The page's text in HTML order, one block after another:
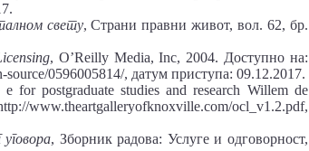
свету, Страни правни живот, вол. 62, бр.
, O’Reilly Media, Inc, 2004. Доступно на:
0596005814/, датум приступа: 09.12.2017.
for postgraduate studies and research Willem de
www.theartgalleryofknoxville.com/ocl_v1.2.pdf,
, Зборник радова: Услуге и одговорност,